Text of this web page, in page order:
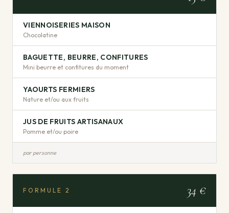
VIENNOISERIES MAISON
Chocolatine
BAGUETTE, BEURRE, CONFITURES
Mini beurre et confitures du moment
YAOURTS FERMIERS
Nature et/ou aux fruits
JUS DE FRUITS ARTISANAUX
Pomme et/ou poire
par personne
FORMULE 2 34 €